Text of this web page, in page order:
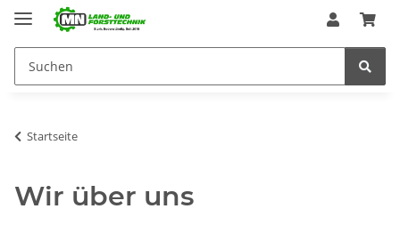
Startseite
Wir über uns